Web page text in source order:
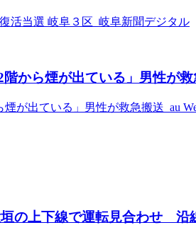
活当選 岐阜３区 岐阜新聞デジタル
から煙が出ている」男性が
が出ている」男性が救急搬送 au
の上下線で運転見合わせ 沿